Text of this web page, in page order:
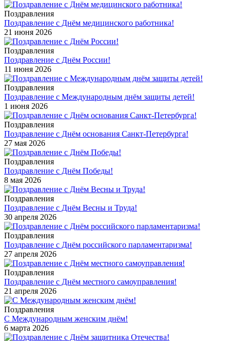
Поздравления
Поздравление с Днём медицинского работника!
21 июня 2026
Поздравления
Поздравление с Днём России!
11 июня 2026
Поздравления
Поздравление с Международным днём защиты детей!
1 июня 2026
Поздравления
Поздравление с Днём основания Санкт-Петербурга!
27 мая 2026
Поздравления
Поздравление с Днём Победы!
8 мая 2026
Поздравления
Поздравление с Днём Весны и Труда!
30 апреля 2026
Поздравления
Поздравление с Днём российского парламентаризма!
27 апреля 2026
Поздравления
Поздравление с Днём местного самоуправления!
21 апреля 2026
Поздравления
С Международным женским днём!
6 марта 2026